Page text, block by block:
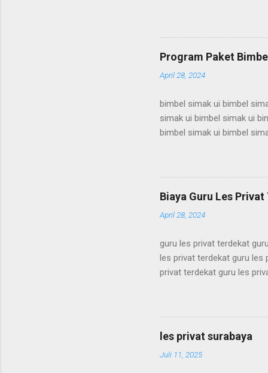
les privat bandung les
bandung les privat
les privat bandung les
bandung les privat
Program Paket
April 28, 2024
bimbel simak ui bimbel
simak ui bimbel simak ui
bimbel simak ui bimbel
bimbel simak ui bimbel
simak ui bimbel simak ui
bimbel simak ui bimbel
simak ui bimbel simak ui
Biaya Guru Les
April 28, 2024
guru les privat terdekat
les privat terdekat guru les
privat terdekat guru les
terdekat guru les privat
terdekat guru les privat
terdekat guru les privat
terdekat guru les privat
les privat surabaya
Juli 11, 2025